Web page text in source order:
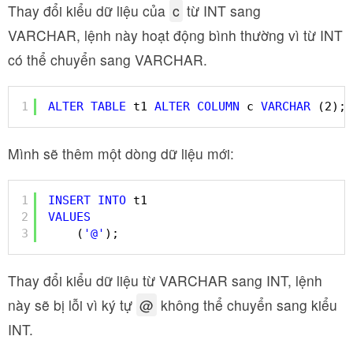
Thay đổi kiểu dữ liệu của c từ INT sang
VARCHAR, lệnh này hoạt động bình thường vì từ INT
có thể chuyển sang VARCHAR.
1 ALTER TABLE t1 ALTER COLUMN c VARCHAR (2);
Mình sẽ thêm một dòng dữ liệu mới:
1
2
3
INSERT INTO t1
VALUES
( '@' );
Thay đổi kiểu dữ liệu từ VARCHAR sang INT, lệnh
này sẽ bị lỗi vì ký tự @ không thể chuyển sang kiểu
INT.